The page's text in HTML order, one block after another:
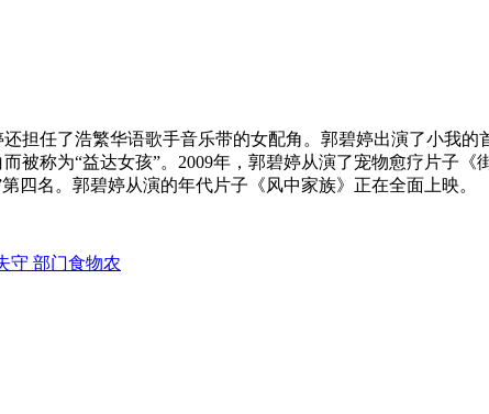
任了浩繁华语歌手音乐带的女配角。郭碧婷出演了小我的
称为“益达女孩”。2009年，郭碧婷从演了宠物愈疗片子《
四名。郭碧婷从演的年代片子《风中家族》正在全面上映。
守 部门食物农